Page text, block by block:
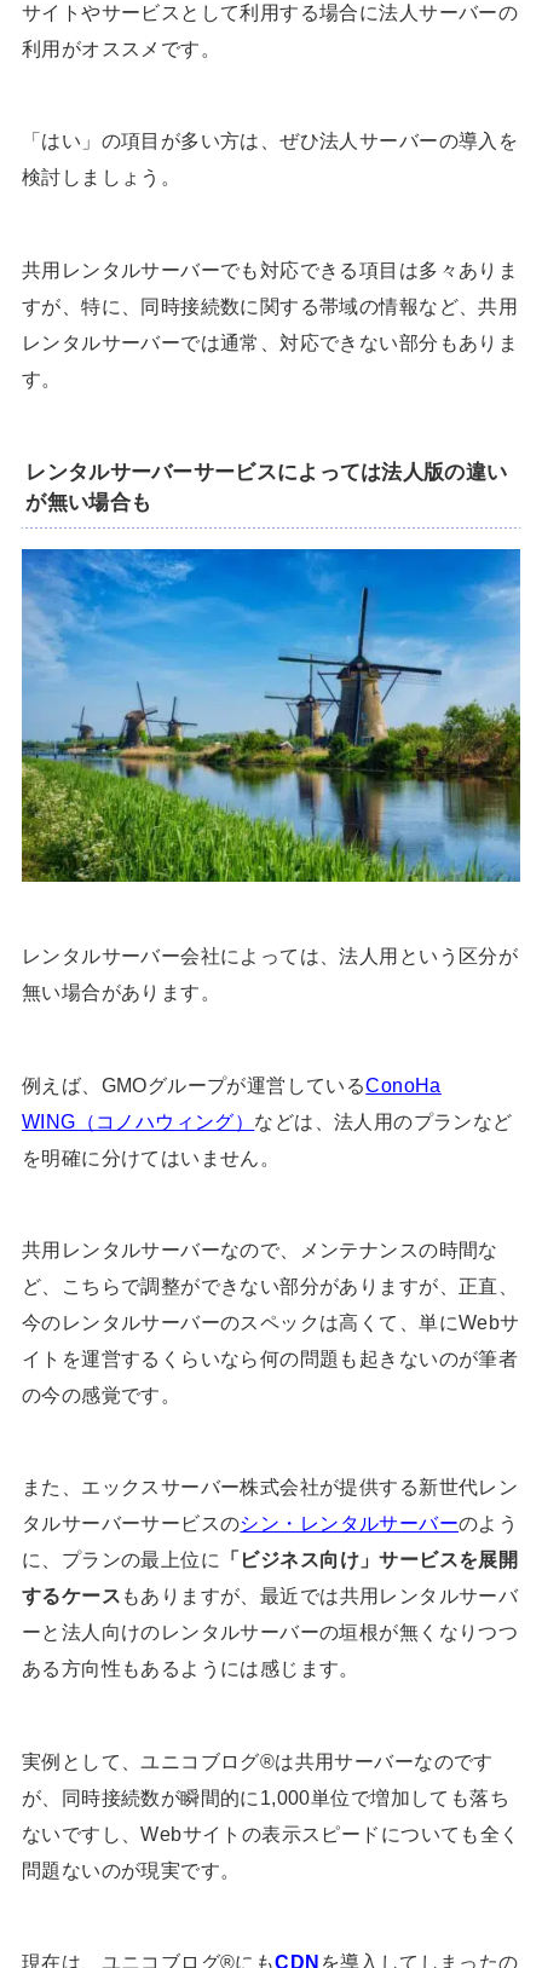
サイトやサービスとして利用する場合に法人サーバーの
利用がオススメです。
「はい」の項目が多い方は、ぜひ法人サーバーの導入を
検討しましょう。
共用レンタルサーバーでも対応できる項目は多々ありま
すが、特に、同時接続数に関する帯域の情報など、共用
レンタルサーバーでは通常、対応できない部分もありま
す。
レンタルサーバーサービスによっては法人版の違い
が無い場合も
レンタルサーバー会社によっては、法人用という区分が
無い場合があります。
例えば、GMOグループが運営しているConoHa
WING（コノハウィング） などは、法人用のプランなど
を明確に分けてはいません。
共用レンタルサーバーなので、メンテナンスの時間な
ど、こちらで調整ができない部分がありますが、正直、
今のレンタルサーバーのスペックは高くて、単にWebサ
イトを運営するくらいなら何の問題も起きないのが筆者
の今の感覚です。
また、エックスサーバー株式会社が提供する新世代レン
タルサーバーサービスのシン・レンタルサーバーのよう
に、プランの最上位に
「ビジネス向け」サービスを展開
するケース もありますが、最近では共用レンタルサーバ
ーと法人向けのレンタルサーバーの垣根が無くなりつつ
ある方向性もあるようには感じます。
実例として、ユニコブログ®は共用サーバーなのです
が、同時接続数が瞬間的に1,000単位で増加しても落ち
ないですし、Webサイトの表示スピードについても全く
問題ないのが現実です。
現在は、ユニコブログ®︎にもCDN を導入してしまったの